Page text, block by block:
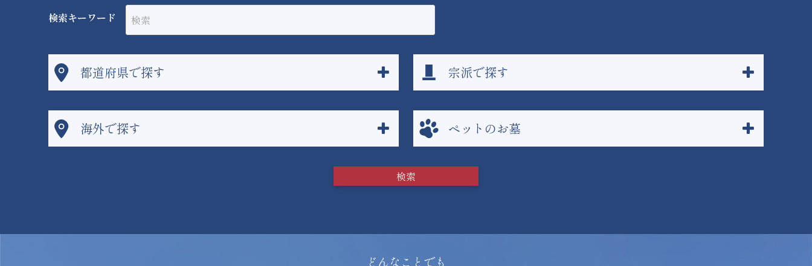
検索キーワード
都道府県で探す 宗派で探す
海外で探す ペットのお墓
どんなことでも